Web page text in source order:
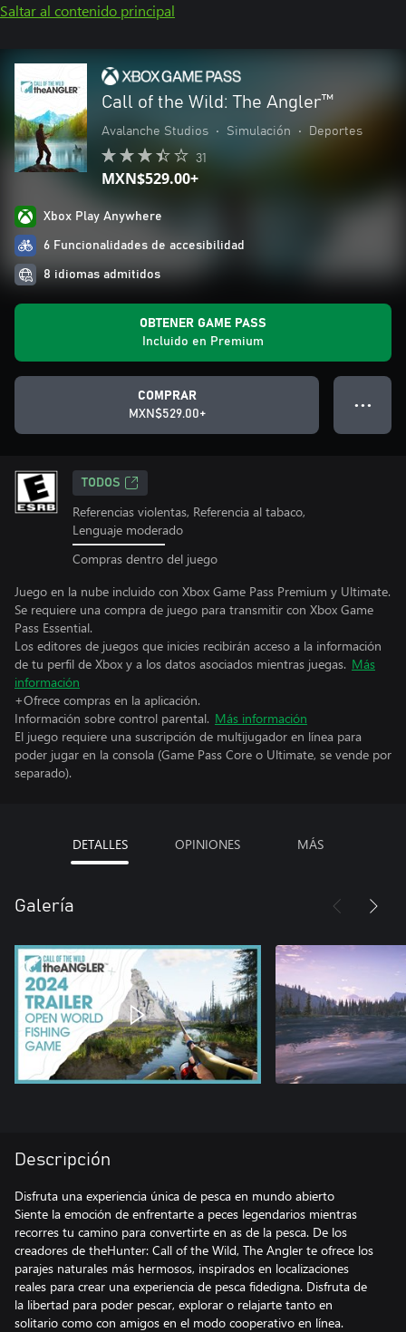
Saltar al contenido principal
Call of the Wild: The Angler™
Avalanche Studios • Simulación • Deportes
31
MXN$529.00+
Xbox Play Anywhere
6 Funcionalidades de accesibilidad
8 idiomas admitidos
OBTENER GAME PASS
Incluido en Premium
COMPRAR
MXN$529.00+
● ● ●
TODOS
Referencias violentas, Referencia al tabaco,
Lenguaje moderado
Compras dentro del juego
Juego en la nube incluido con Xbox Game Pass Premium y Ultimate.
Se requiere una compra de juego para transmitir con Xbox Game
Pass Essential.
Los editores de juegos que inicies recibirán acceso a la información
de tu perfil de Xbox y a los datos asociados mientras juegas. Más
información
+Ofrece compras en la aplicación.
Información sobre control parental. Más información
El juego requiere una suscripción de multijugador en línea para
poder jugar en la consola (Game Pass Core o Ultimate, se vende por
separado).
DETALLES OPINIONES MÁS
Galería
Descripción
Disfruta una experiencia única de pesca en mundo abierto
Siente la emoción de enfrentarte a peces legendarios mientras
recorres tu camino para convertirte en as de la pesca. De los
creadores de theHunter: Call of the Wild, The Angler te ofrece los
parajes naturales más hermosos, inspirados en localizaciones
reales para crear una experiencia de pesca fidedigna. Disfruta de
la libertad para poder pescar, explorar o relajarte tanto en
solitario como con amigos en el modo cooperativo en línea.